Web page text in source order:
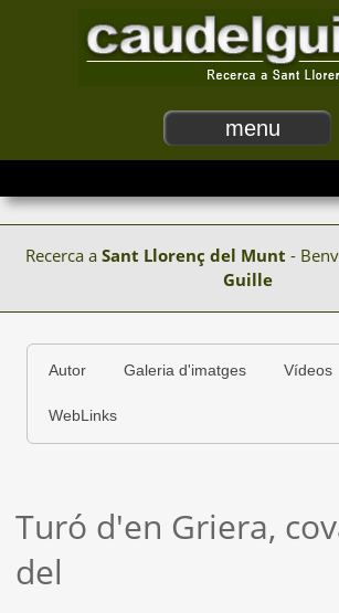
menu
Recerca a Sant Llorenç del Munt -
Guille
Autor Galeria d'imatges Vídeos
WebLinks
Turó d'en Griera,
del